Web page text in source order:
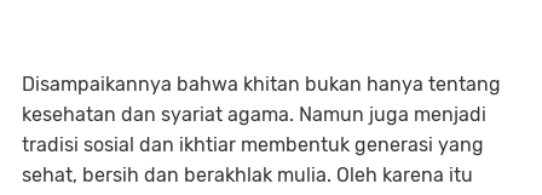
Disampaikannya bahwa khitan bukan hanya tentang
kesehatan dan syariat agama. Namun juga menjadi
tradisi sosial dan ikhtiar membentuk generasi yang
sehat, bersih dan berakhlak mulia. Oleh karena itu